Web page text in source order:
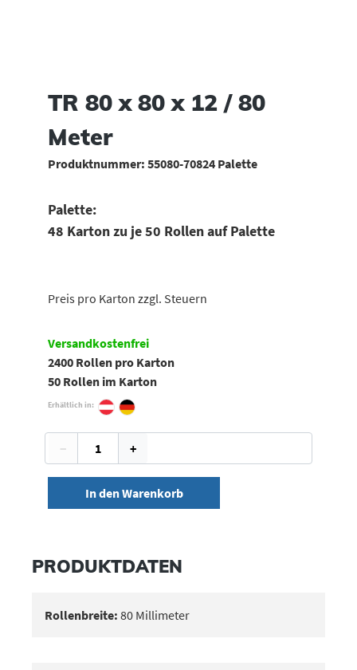
TR 80 x 80 x 12 / 80
Meter
Produktnummer:55080-70824 Palette
Palette:
48 Karton zu je 50 Rollen auf Palette
Preis pro Karton zzgl. Steuern
Versandkostenfrei
2400 Rollen pro Karton
50 Rollen im Karton
Erhältlich in:
− +
In den Warenkorb
PRODUKTDATEN
Rollenbreite: 80 Millimeter